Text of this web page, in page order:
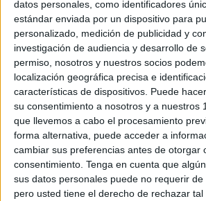
datos personales, como identificadores
estándar enviada por un dispositivo para
personalizado, medición de publicidad y
investigación de audiencia y desarrollo de
permiso, nosotros y nuestros socios
localización geográfica precisa e
características de dispositivos. Puede
su consentimiento a nosotros y a nuestros
que llevemos a cabo el procesamiento
forma alternativa, puede acceder a
cambiar sus preferencias antes de otorgar
consentimiento. Tenga en cuenta que
sus datos personales puede no requerir de
pero usted tiene el derecho de rechazar
Indemnización por
de mano: qué cambia
POR ISABEL JIMÉNEZ 17/06/
Puente de mayo:
Ceuta y en el sur de la
POR PAOLA PÉREZ CUENDA
No se pueden añadir
combustible a los billetes
comprados
POR ISABEL JIMÉNEZ 23/04/